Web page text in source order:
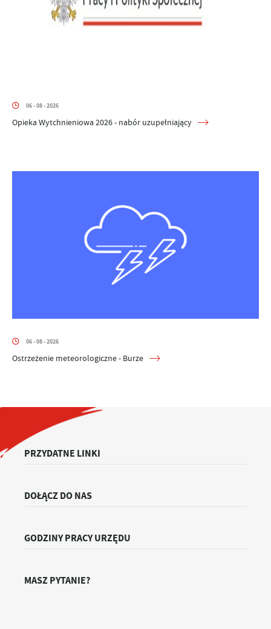
06 - 08 - 2026
Opieka Wytchnieniowa 2026 - nabór uzupełniający
06 - 08 - 2026
Ostrzeżenie meteorologiczne - Burze
PRZYDATNE LINKI
DOŁĄCZ DO NAS
GODZINY PRACY URZĘDU
MASZ PYTANIE?